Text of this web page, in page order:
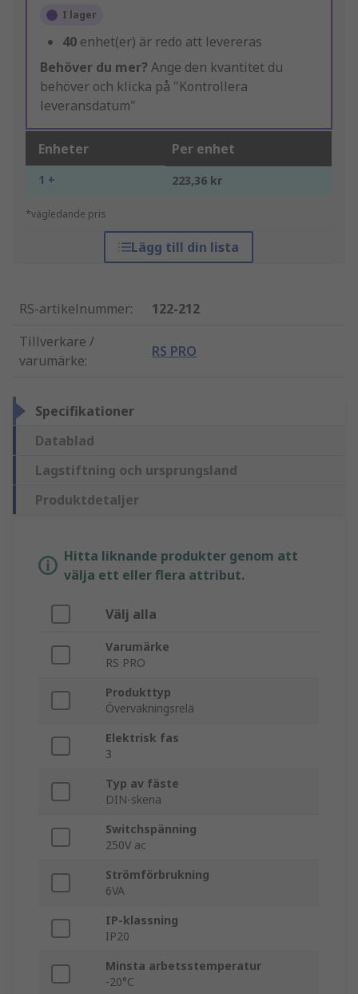
I lager
40 enhet(er) är redo att levereras
Behöver du mer? Ange den kvantitet du
behöver och klicka på "Kontrollera
leveransdatum"
Enheter Per enhet
1 + 223,36 kr
*vägledande pris
Lägg till din lista
RS-artikelnummer:
122-212
Tillverkare /
varumärke:
RS PRO
Specifikationer
Datablad
Lagstiftning och ursprungsland
Produktdetaljer
Hitta liknande produkter genom att
välja ett eller flera attribut.
Välj alla
Varumärke
RS PRO
Produkttyp
Övervakningsrelä
Elektrisk fas
3
Typ av fäste
DIN-skena
Switchspänning
250V ac
Strömförbrukning
6VA
IP-klassning
IP20
Minsta arbetsstemperatur
-20°C